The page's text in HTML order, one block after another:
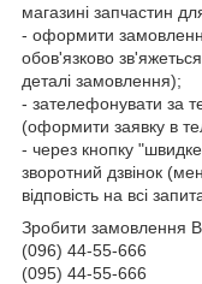
магазині запчастин
- оформити
обов'язково
деталі замовлення);
- зателефонувати за
(оформити заявку в
- через кнопку
зворотний дзвінок
відповість на всі
Зробити замовлення
(096) 44-55-666
(095) 44-55-666